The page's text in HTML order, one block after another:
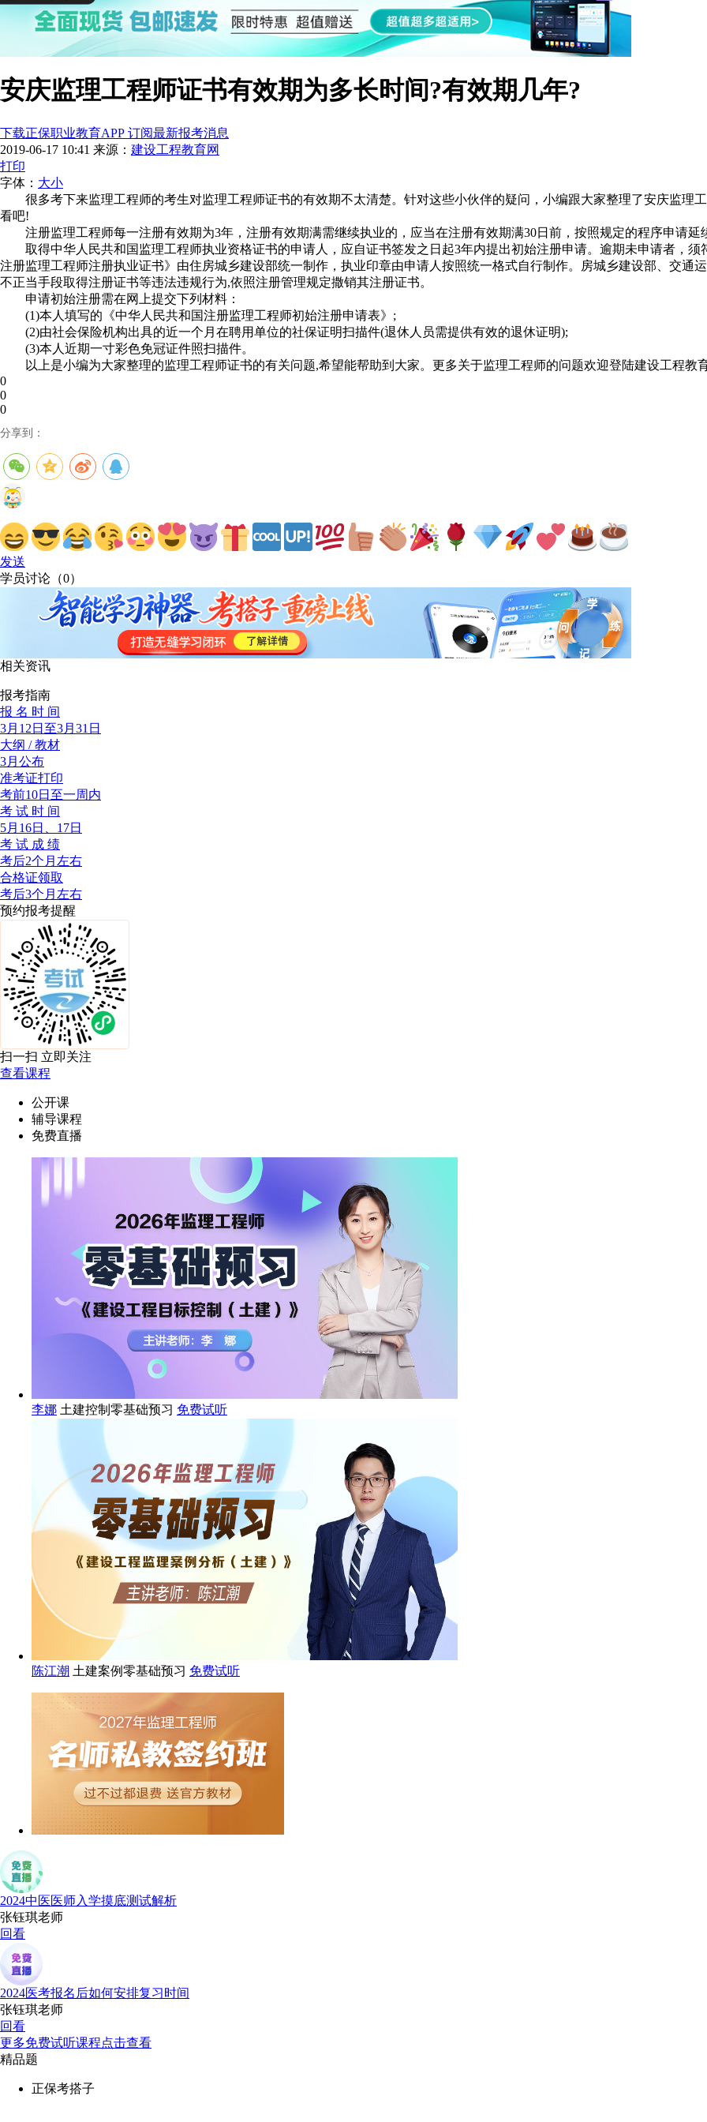
安庆监理工程师证书有效期为多长时间?有效期几年?
下载正保职业教育APP 订阅最新报考消息
2019-06-17 10:41 来源： 建设工程教育网
打印
字体： 大小
很多考下来监理工程师的考生对监理工程师证书的有效期不太清楚。针对这些小伙伴的疑问，小编跟大家整理了安庆监理
看吧!
注册监理工程师每一注册有效期为3年，注册有效期满需继续执业的，应当在注册有效期满30日前，按照规定的程序申请延
取得中华人民共和国监理工程师执业资格证书的申请人，应自证书签发之日起3年内提出初始注册申请。逾期未申请者，
注册监理工程师注册执业证书》由住房城乡建设部统一制作，执业印章由申请人按照统一格式自行制作。房城乡建设部、交通
不正当手段取得注册证书等违法违规行为,依照注册管理规定撒销其注册证书。
申请初始注册需在网上提交下列材料：
(1)本人填写的《中华人民共和国注册监理工程师初始注册申请表》;
(2)由社会保险机构出具的近一个月在聘用单位的社保证明扫描件(退休人员需提供有效的退休证明);
(3)本人近期一寸彩色免冠证件照扫描件。
以上是小编为大家整理的监理工程师证书的有关问题,希望能帮助到大家。更多关于监理工程师的问题欢迎登陆建设工程教
0
0
0
分享到：
发送
学员讨论（0）
相关资讯
报考指南
报 名 时 间
3月12日至3月31日
大纲 / 教材
3月公布
准考证打印
考前10日至一周内
考 试 时 间
5月16日、17日
考 试 成 绩
考后2个月左右
合格证领取
考后3个月左右
预约报考提醒
扫一扫 立即关注
查看课程
公开课
辅导课程
免费直播
李娜 土建控制零基础预习 免费试听
陈江潮 土建案例零基础预习 免费试听
2024中医医师入学摸底测试解析
张钰琪老师
回看
2024医考报名后如何安排复习时间
张钰琪老师
回看
更多免费试听课程点击查看
精品题
正保考搭子